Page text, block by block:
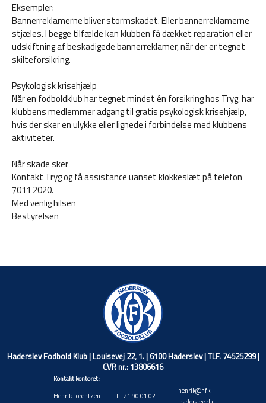
Eksempler:
Bannerreklamerne bliver stormskadet. Eller bannerreklamerne
stjæles. I begge tilfælde kan klubben få dækket reparation eller
udskiftning af beskadigede bannerreklamer, når der er tegnet
skilteforsikring.
Psykologisk krisehjælp
Når en fodboldklub har tegnet mindst én forsikring hos Tryg, har
klubbens medlemmer adgang til gratis psykologisk krisehjælp,
hvis der sker en ulykke eller lignede i forbindelse med klubbens
aktiviteter.
Når skade sker
Kontakt Tryg og få assistance uanset klokkeslæt på telefon
7011 2020.
Med venlig hilsen
Bestyrelsen
Haderslev Fodbold Klub | Louisevej 22, 1. | 6100 Haderslev | TLF. 74525299 |
CVR nr.: 13806616
Kontakt kontoret:
Henrik Lorentzen
Tlf. 21 90 01 02
henrik@hfk-